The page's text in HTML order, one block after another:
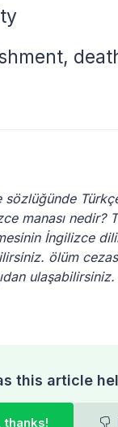
sözlüğünde
manası nedir?
İngilizce
ölüm
ulaşabilirsiniz.
this article
thanks!